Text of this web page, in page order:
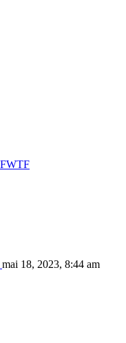
WTF
mai 18, 2023, 8:44 am